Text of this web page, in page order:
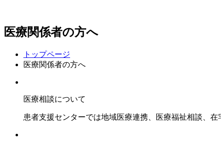
医療関係者の方へ
トップページ
医療関係者の方へ
医療相談について
患者支援センターでは地域医療連携、医療福祉相談、